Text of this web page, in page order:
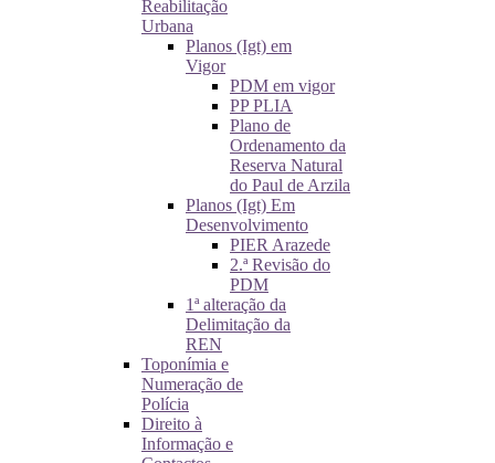
Reabilitação
Urbana
Planos (Igt) em
Vigor
PDM em vigor
PP PLIA
Plano de
Ordenamento da
Reserva Natural
do Paul de Arzila
Planos (Igt) Em
Desenvolvimento
PIER Arazede
2.ª Revisão do
PDM
1ª alteração da
Delimitação da
REN
Toponímia e
Numeração de
Polícia
Direito à
Informação e